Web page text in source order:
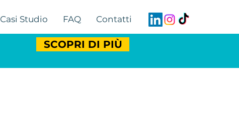
Casi Studio FAQ Contatti
SCOPRI DI PIÙ